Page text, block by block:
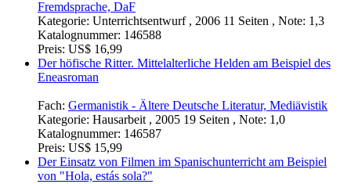
Fremdsprache, DaF
Kategorie: Unterrichtsentwurf , 2006 11 Seiten , Note: 1,3
Katalognummer: 146588
Preis: US$ 16,99
Der höfische Ritter. Mittelalterliche Helden am Beispiel des
Eneasroman
Fach: Germanistik - Ältere Deutsche Literatur, Mediävistik
Kategorie: Hausarbeit , 2005 19 Seiten , Note: 1,0
Katalognummer: 146587
Preis: US$ 15,99
Der Einsatz von Filmen im Spanischunterricht am Beispiel
von "Hola, estás sola?"